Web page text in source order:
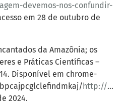
devemos-nos-confundir-
em 28 de outubro de
da Amazônia; os
e Práticas Científicas –
Disponível em chrome-
http://www.encontro2014.rj.anpuh.org/resources/anais/28/1400206941_ARQUIVO_ArtigoparaaANPUH,EncantadosdaAmazonia.pdf
2024.